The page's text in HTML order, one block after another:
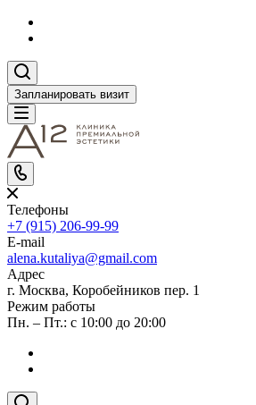
Запланировать визит
Телефоны
+7 (915) 206-99-99
E-mail
alena.kutaliya@gmail.com
Адрес
г. Москва, Коробейников пер. 1
Режим работы
Пн. – Пт.: с 10:00 до 20:00